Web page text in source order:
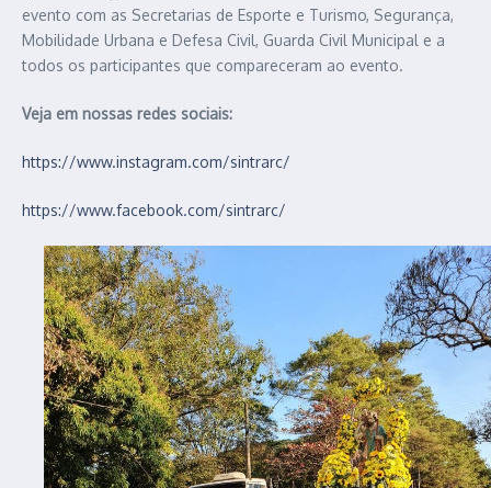
evento com as Secretarias de Esporte e Turismo, Segurança,
Mobilidade Urbana e Defesa Civil, Guarda Civil Municipal e a
todos os participantes que compareceram ao evento.
Veja em nossas redes sociais:
https://www.instagram.com/sintrarc/
https://www.facebook.com/sintrarc/